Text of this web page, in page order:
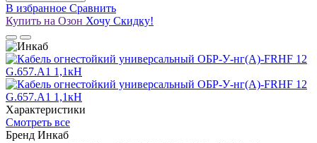
В избранное Сравнить
Купить на Озон Хочу Скидку!
Характеристики
Смотреть все
Бренд Инкаб